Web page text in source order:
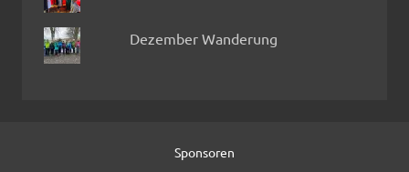
Dezember Wanderung
Sponsoren